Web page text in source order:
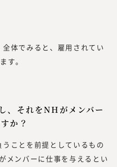
体でみると、雇用されてい
す。
、それをNHがメンバー
か？
ことを前提としているもの
メンバーに仕事を与えるとい